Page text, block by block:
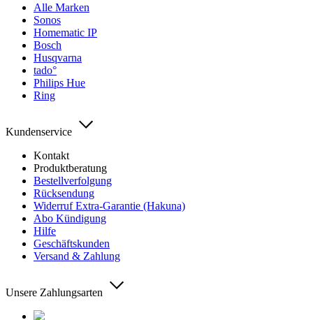
Alle Marken
Sonos
Homematic IP
Bosch
Husqvarna
tado°
Philips Hue
Ring
Kundenservice
Kontakt
Produktberatung
Bestellverfolgung
Rücksendung
Widerruf Extra-Garantie (Hakuna)
Abo Kündigung
Hilfe
Geschäftskunden
Versand & Zahlung
Unsere Zahlungsarten